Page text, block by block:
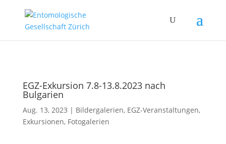
EGZ-Exkursion 7.8-13.8.2023 nach
Bulgarien
Aug. 13, 2023 | Bildergalerien, EGZ-Veranstaltungen,
Exkursionen, Fotogalerien